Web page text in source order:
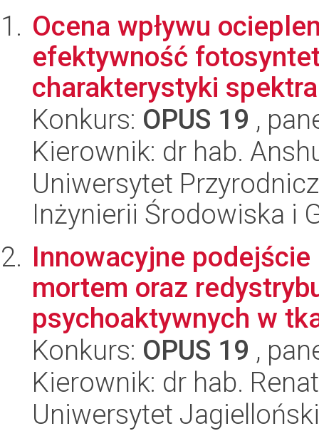
Ocena wpływu
efektywność
charakterystyki
Konkurs: OPUS 19 ,
Kierownik: dr hab.
Uniwersytet
Inżynierii Środowiska i
Innowacyjne
mortem oraz
psychoaktywnych w
Konkurs: OPUS 19 ,
Kierownik: dr hab.
Uniwersytet